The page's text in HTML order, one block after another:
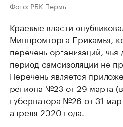
Фото: РБК Пермь
Краевые власти
Минпромторга Прикамья,
перечень организаций, чья
период самоизоляции не
Перечень является
региона №23 от 29 марта
губернатора №26 от 31
апреля 2020 года.